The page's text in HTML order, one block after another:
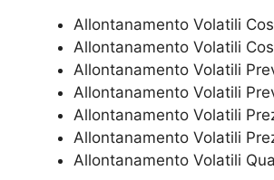
Allontanamento Volatili
Allontanamento Volatili
Allontanamento Volatili
Allontanamento Volatili
Allontanamento Volatili
Allontanamento Volatili
Allontanamento Volatili